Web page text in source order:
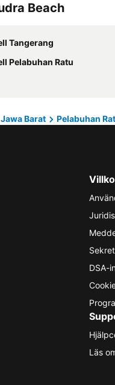
Beach
Tangerang
Pelabuhan Ratu
Jawa Barat Pelabuhan
DSA-
Läs